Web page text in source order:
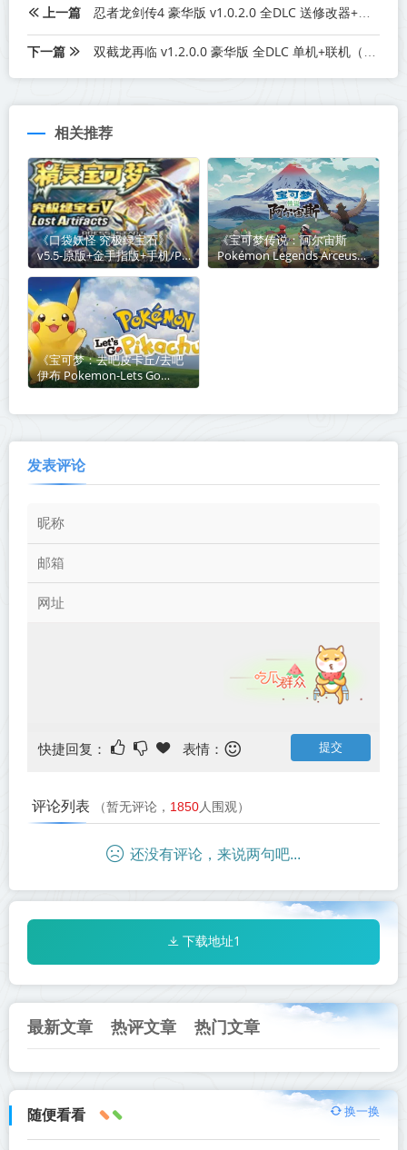
上一篇 忍者龙剑传4 豪华版 v1.0.2.0 全DLC 送修改器+修复版+VP9 Video游戏运行必备组件+单板补丁[修复闪退]（NINJA GAIDEN 4）中文版网盘下载
下一篇 双截龙再临 v1.2.0.0 豪华版 全DLC 单机+联机（Double Dragon Revive）
相关推荐
《口袋妖怪 究极绿宝石》
v5.5-原版+金手指版+手机/PC
双端丨中文版网盘下载
《宝可梦传说：阿尔宙斯
Pokémon Legends Arceus》
v13.2.0【PC/手机双端】丨中
《宝可梦：去吧皮卡丘/去吧
伊布 Pokemon-Lets Go
Pikachu》【PC/手机双端】
发表评论
快捷回复： 表情：
评论列表 （暂无评论， 1850人围观）
还没有评论，来说两句吧...
下载地址1
最新文章 热评文章 热门文章
随便看看 换一换